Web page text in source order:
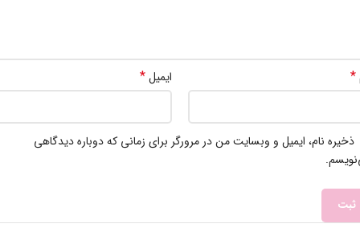
* ایمیل*
ذخیره نام، ایمیل و وبسایت من در مرورگر برای زمانی که دوباره دیدگاهی